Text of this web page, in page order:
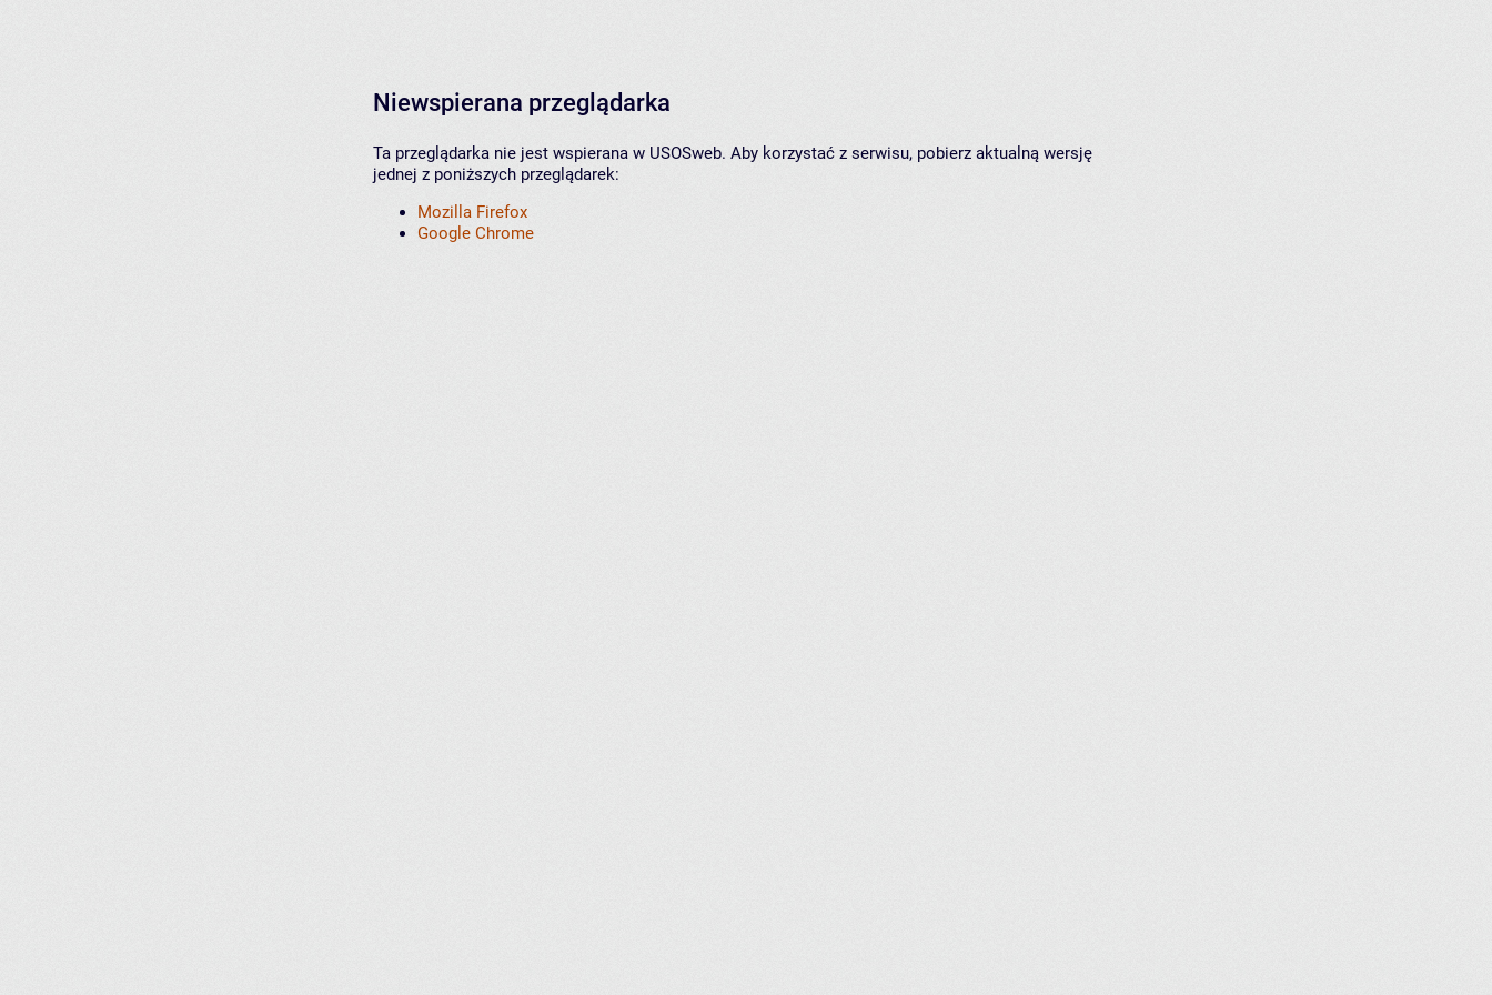
Niewspierana przeglądarka
Ta przeglądarka nie jest wspierana w USOSweb. Aby korzystać z serwisu, pobierz aktualną wersję
jednej z poniższych przeglądarek:
Mozilla Firefox
Google Chrome